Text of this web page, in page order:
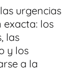
urgencias
exacta: los
las
y los
a la